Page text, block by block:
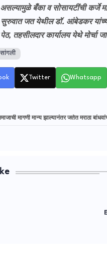
बँका व सोसायटींची कर्जे
जत येथील डॉ. आंबेडकर यांच्या
तहसीलदार कार्यालय येथे मोर्चा
सांगली
Twitter Whatsapp
मागणी मान्य झाल्यानंतर जतेत मराठा